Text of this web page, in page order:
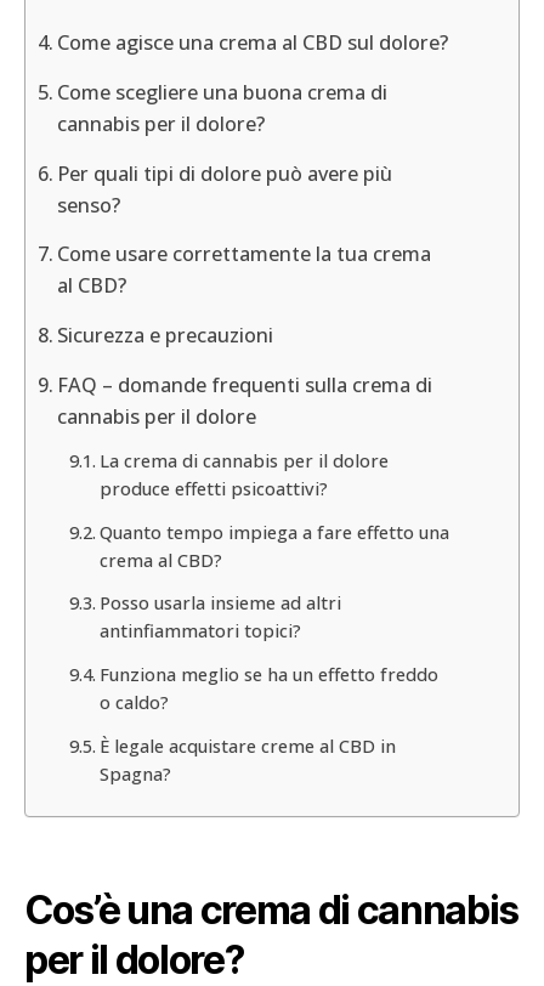
Come agisce una crema al CBD sul dolore?
Come scegliere una buona crema di
cannabis per il dolore?
Per quali tipi di dolore può avere più
senso?
Come usare correttamente la tua crema
al CBD?
Sicurezza e precauzioni
FAQ – domande frequenti sulla crema di
cannabis per il dolore
La crema di cannabis per il dolore
produce effetti psicoattivi?
Quanto tempo impiega a fare effetto una
crema al CBD?
Posso usarla insieme ad altri
antinfiammatori topici?
Funziona meglio se ha un effetto freddo
o caldo?
È legale acquistare creme al CBD in
Spagna?
Cos’è una crema di cannabis
per il dolore?